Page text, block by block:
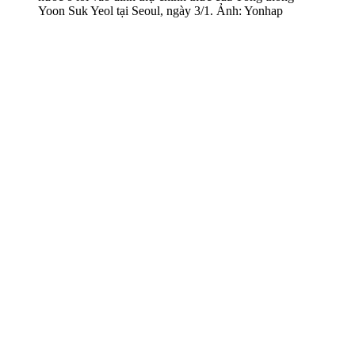
Yoon Suk Yeol tại Seoul, ngày 3/1. Ảnh: Yonhap